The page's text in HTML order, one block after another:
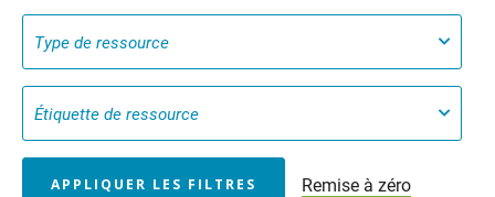
Remise à zéro